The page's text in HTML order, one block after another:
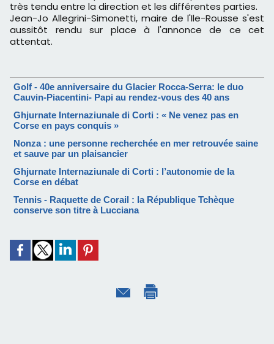
très tendu entre la direction et les différentes parties.
Jean-Jo Allegrini-Simonetti, maire de l'Ile-Rousse s'est
aussitôt rendu sur place à l'annonce de ce cet
attentat.
Golf - 40e anniversaire du Glacier Rocca-Serra: le duo
Cauvin-Piacentini- Papi au rendez-vous des 40 ans
Ghjurnate Internaziunale di Corti : « Ne venez pas en
Corse en pays conquis »
Nonza : une personne recherchée en mer retrouvée saine
et sauve par un plaisancier
Ghjurnate Internaziunale di Corti : l’autonomie de la
Corse en débat
Tennis - Raquette de Corail : la République Tchèque
conserve son titre à Lucciana